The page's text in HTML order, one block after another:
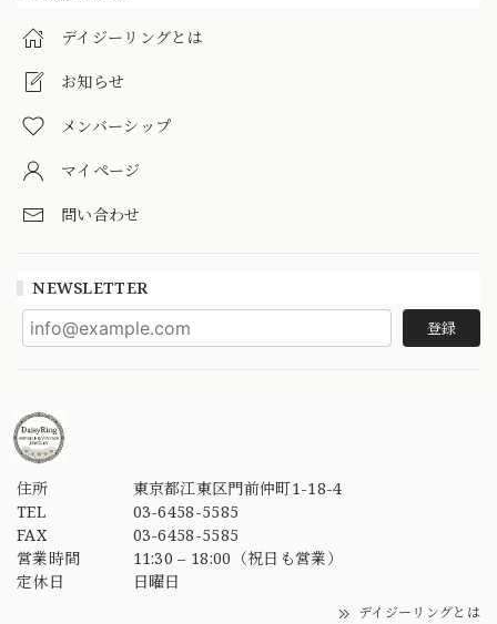
デイジーリングとは
お知らせ
メンバーシップ
マイページ
問い合わせ
NEWSLETTER
登録
住所
東京都江東区門前仲町1-18-4
TEL
03-6458-5585
FAX
03-6458-5585
営業時間
11:30 – 18:00（祝日も営業）
定休日
日曜日
デイジーリングとは